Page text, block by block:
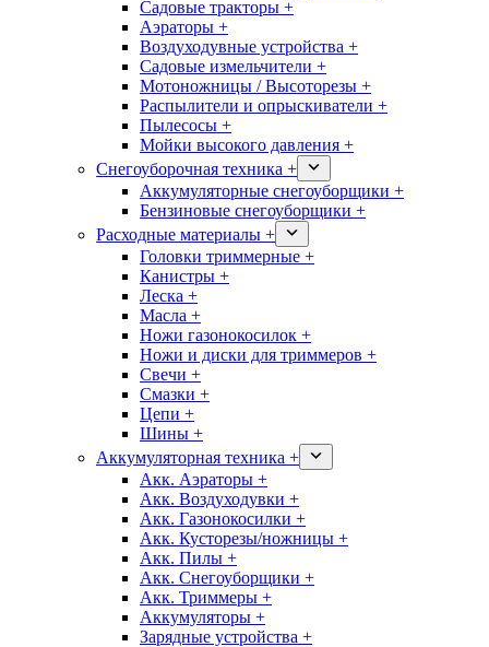
Садовые тракторы +
Аэраторы +
Воздуходувные устройства +
Садовые измельчители +
Мотоножницы / Высоторезы +
Распылители и опрыскиватели +
Пылесосы +
Мойки высокого давления +
Снегоуборочная техника +
Аккумуляторные снегоуборщики +
Бензиновые снегоуборщики +
Расходные материалы +
Головки триммерные +
Канистры +
Леска +
Масла +
Ножи газонокосилок +
Ножи и диски для триммеров +
Свечи +
Смазки +
Цепи +
Шины +
Аккумуляторная техника +
Акк. Аэраторы +
Акк. Воздуходувки +
Акк. Газонокосилки +
Акк. Кусторезы/ножницы +
Акк. Пилы +
Акк. Снегоуборщики +
Акк. Триммеры +
Аккумуляторы +
Зарядные устройства +